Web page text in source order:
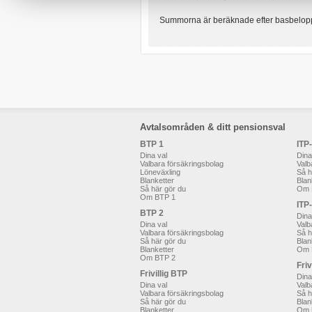
Summorna är beräknade efter
Avtalsområden & ditt pensionsval
BTP 1
Dina val
Valbara försäkringsbolag
Löneväxling
Blanketter
Så här gör du
Om BTP 1
BTP 2
Dina val
Valbara försäkringsbolag
Så här gör du
Blanketter
Om BTP 2
Frivillig BTP
Dina val
Valbara försäkringsbolag
Så här gör du
Blanketter
Så
Om
Så
Om
Så
Om